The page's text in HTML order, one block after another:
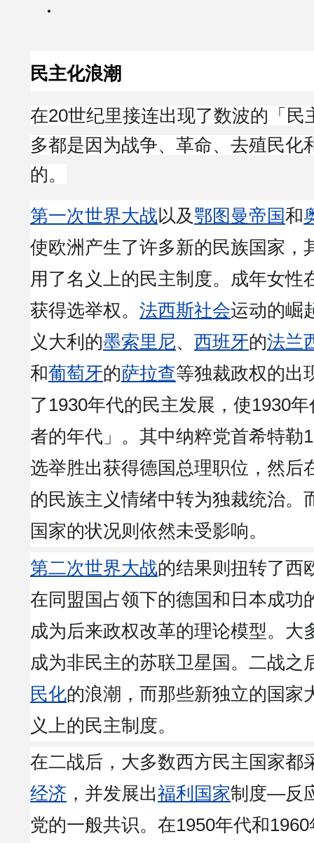
民主化浪潮
在20世纪里接连出现了数波的「民
多都是因为战争、革命、去殖民化
的。
第一次世界大战以及鄂图曼帝国和
使欧洲产生了许多新的民族国家，
用了名义上的民主制度。成年女性
获得选举权。 法西斯社会运动的崛
义大利的墨索里尼、 西班牙的法兰
和葡萄牙的萨拉查等独裁政权的出
了1930年代的民主发展，使1930
者的年代」。其中纳粹党首希特勒
选举胜出获得德国总理职位，然后
的民族主义情绪中转为独裁统治。
国家的状况则依然未受影响。
第二次世界大战的结果则扭转了西
在同盟国占领下的德国和日本成功
成为后来政权改革的理论模型。大
成为非民主的苏联卫星国。二战之
民化的浪潮，而那些新独立的国家
义上的民主制度。
在二战后，大多数西方民主国家都
经济 ，并发展出福利国家制度—反
党的一般共识。在1950年代和